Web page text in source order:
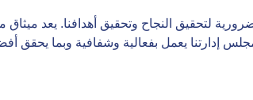
النجاح وتحقيق أهدافنا. يعد ميثاق
إدارتنا يعمل بفعالية وشفافية وبما يحقق